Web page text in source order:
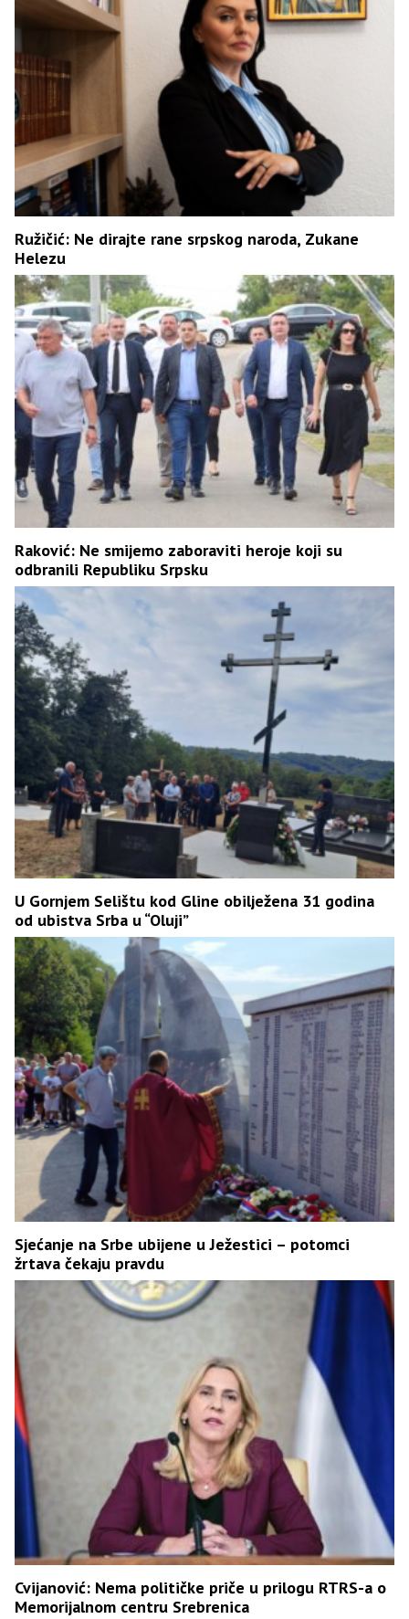
Ružičić: Ne dirajte rane srpskog naroda, Zukane
Helezu
Raković: Ne smijemo zaboraviti heroje koji su
odbranili Republiku Srpsku
U Gornjem Selištu kod Gline obilježena 31 godina
od ubistva Srba u “Oluji”
Sjećanje na Srbe ubijene u Ježestici – potomci
žrtava čekaju pravdu
Cvijanović: Nema političke priče u prilogu RTRS-a o
Memorijalnom centru Srebrenica